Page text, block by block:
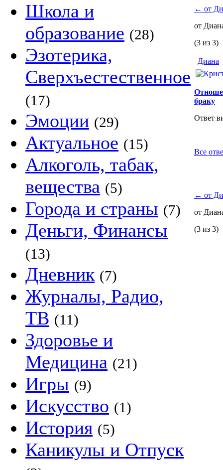
Школа и
образование (28)
Эзотерика,
Сверхъестественное
(17)
Эмоции (29)
Актуальное (15)
Алкоголь, табак,
вещества (5)
Города и страны (7)
Деньги, Финансы
(13)
Дневник (7)
Журналы, Радио,
ТВ (11)
Здоровье и
Медицина (21)
Игры (9)
Искусство (1)
История (5)
Каникулы и Отпуск
← от
от
(3 из 3)
Диана
браку
Ответ
Все
← от
от
(3 из 3)